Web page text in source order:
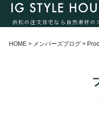
浜松の注文住宅なら自然素材の
HOME > メンバーズブログ >